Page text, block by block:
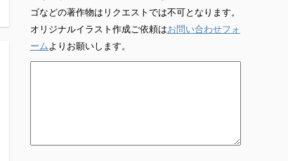
ゴなどの著作物はリクエストでは不可となります。
オリジナルイラスト作成ご依頼はお問い合わせフォ
ーム よりお願いします。